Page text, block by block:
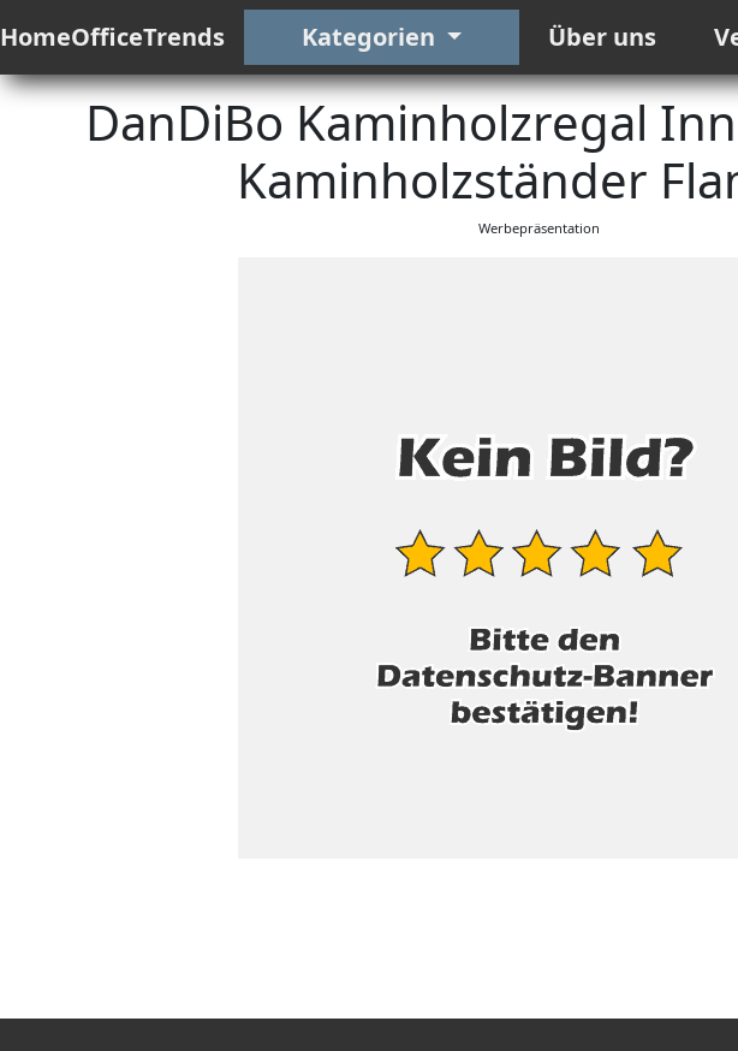
HomeOfficeTrends Kategorien Über uns
DanDiBo Kaminholzregal
Kaminholzständer
Werbepräsentation